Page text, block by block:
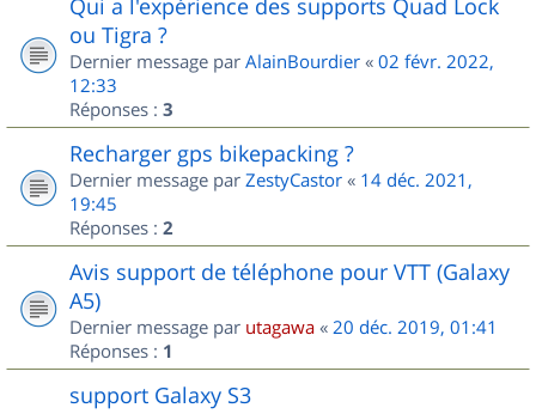
Qui a l'expérience des supports Quad Lock
ou Tigra ?
Dernier message par AlainBourdier « 02 févr. 2022,
12:33
Réponses : 3
Recharger gps bikepacking ?
Dernier message par ZestyCastor « 14 déc. 2021,
19:45
Réponses : 2
Avis support de téléphone pour VTT (Galaxy
A5)
Dernier message par utagawa « 20 déc. 2019, 01:41
Réponses : 1
support Galaxy S3